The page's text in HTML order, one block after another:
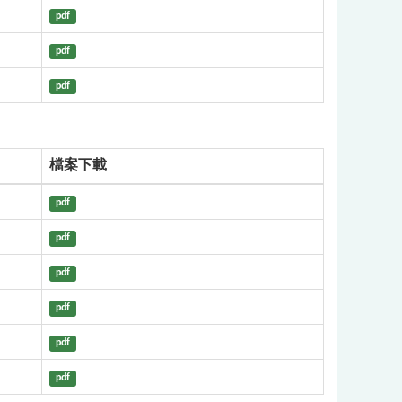
pdf
pdf
pdf
檔案下載
pdf
pdf
pdf
pdf
pdf
pdf